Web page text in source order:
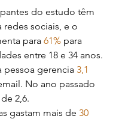
do estudo têm
redes sociais, e o
para 61% para
entre 18 e 34 anos.
pessoa gerencia 3,1
No ano passado
2,6.
gastam mais de 30